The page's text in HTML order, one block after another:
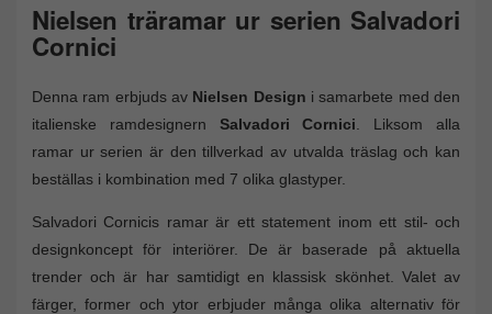
Nielsen träramar ur serien Salvadori
Cornici
Denna ram erbjuds av Nielsen Design i samarbete med den
italienske ramdesignern Salvadori Cornici . Liksom alla
ramar ur serien är den tillverkad av utvalda träslag och kan
beställas i kombination med 7 olika glastyper.
Salvadori Cornicis ramar är ett statement inom ett stil- och
designkoncept för interiörer. De är baserade på aktuella
trender och är har samtidigt en klassisk skönhet. Valet av
färger, former och ytor erbjuder många olika alternativ för